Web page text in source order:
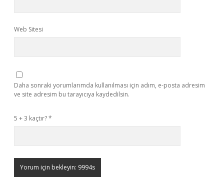
Web Sitesi
Daha sonraki yorumlarımda kullanılması için adım, e-posta adresim
ve site adresim bu tarayıcıya kaydedilsin.
5 + 3 kaçtır?*